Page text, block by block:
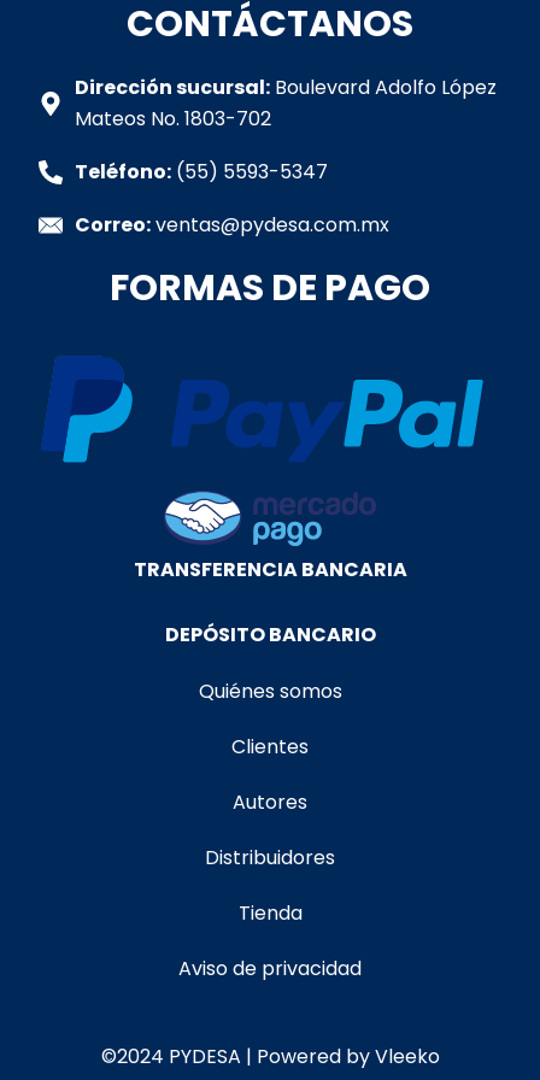
p
p
e
b
o
k
-
t
a
r
k
e
i
e
CONTÁCTANOS
Dirección sucursal: Boulevard Adolfo López
Mateos No. 1803-702
Teléfono: (55) 5593-5347
Correo:ventas@pydesa.com.mx
FORMAS DE PAGO
TRANSFERENCIA BANCARIA
DEPÓSITO BANCARIO
Quiénes somos
Clientes
Autores
Distribuidores
Tienda
Aviso de privacidad
©2024 PYDESA | Powered by Vleeko